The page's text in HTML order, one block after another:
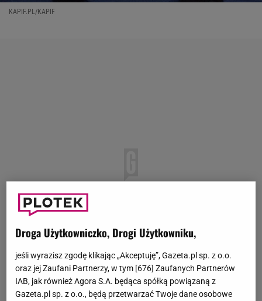
KAPIF.PL/KAPIF
Droga Użytkowniczko, Drogi Użytkowniku,
jeśli wyrazisz zgodę klikając „Akceptuję”, Gazeta.pl sp. z o.o.
oraz jej Zaufani Partnerzy, w tym [676] Zaufanych Partnerów
IAB, jak również Agora S.A. będąca spółką powiązaną z
Gazeta.pl sp. z o.o., będą przetwarzać Twoje dane osobowe